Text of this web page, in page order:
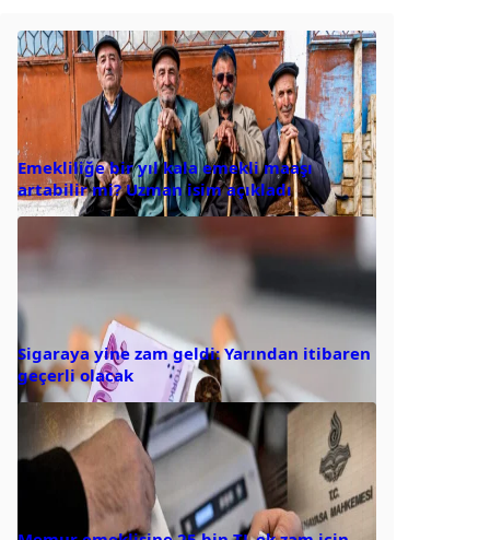
Emekliliğe bir yıl kala emekli maaşı
artabilir mi? Uzman isim açıkladı
Sigaraya yine zam geldi: Yarından itibaren
geçerli olacak